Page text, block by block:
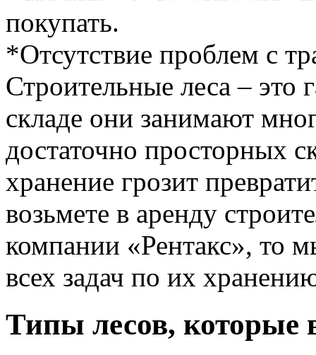
покупать.
*Отсутствие проблем с
Строительные леса – это
складе они занимают
достаточно просторных
хранение грозит
возьмете в аренду
компании «Рентакс», то
всех задач по их
Типы лесов, которые